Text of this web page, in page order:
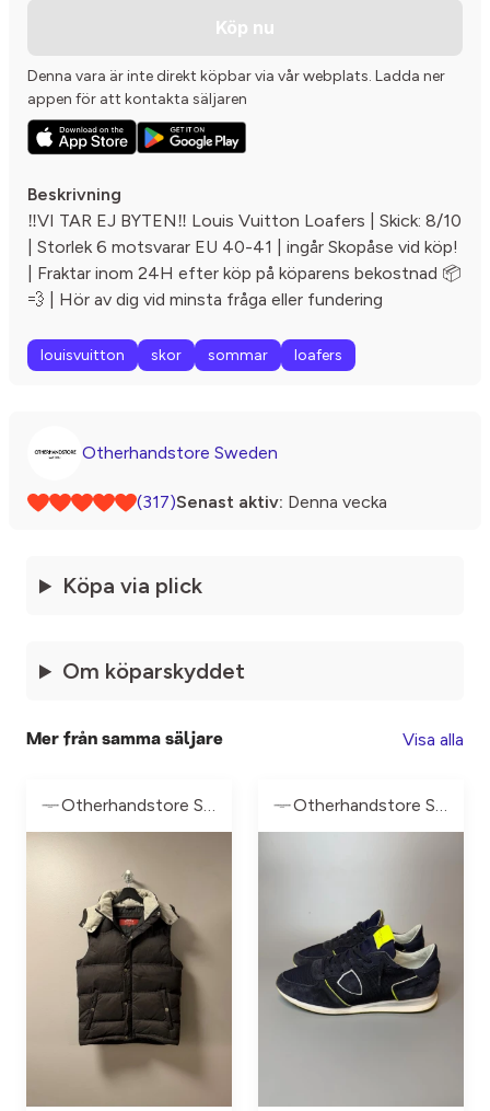
Köp nu
Denna vara är inte direkt köpbar via vår webplats. Ladda ner
appen för att kontakta säljaren
Beskrivning
‼️VI TAR EJ BYTEN‼️ Louis Vuitton Loafers | Skick: 8/10
| Storlek 6 motsvarar EU 40-41 | ingår Skopåse vid köp!
| Fraktar inom 24H efter köp på köparens bekostnad 📦
💨 | Hör av dig vid minsta fråga eller fundering
louisvuitton skor sommar loafers
Otherhandstore Sweden
(317)Senast aktiv: Denna vecka
Köpa via plick
Om köparskyddet
Mer från samma säljare Visa alla
Otherhandstore Sweden Otherhandstore Sweden